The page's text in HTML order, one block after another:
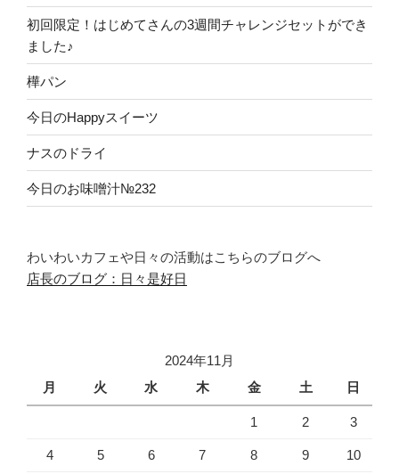
初回限定！はじめてさんの3週間チャレンジセットができ
ました♪
樺パン
今日のHappyスイーツ
ナスのドライ
今日のお味噌汁№232
わいわいカフェや日々の活動はこちらのブログへ
店長のブログ：日々是好日
2024年11月
月
火 水 木 金 土 日
1 2 3
4 5 6 7 8 9 10